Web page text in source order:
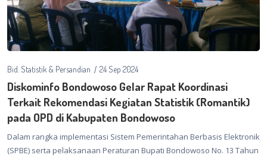
Bid. Statistik & Persandian 24 Sep 2024
Diskominfo Bondowoso Gelar Rapat Koordinasi
Terkait Rekomendasi Kegiatan Statistik (Romantik)
pada OPD di Kabupaten Bondowoso
Dalam rangka implementasi Sistem Pemerintahan Berbasis Elektronik
(SPBE) serta pelaksanaan Peraturan Bupati Bondowoso No. 13 Tahun